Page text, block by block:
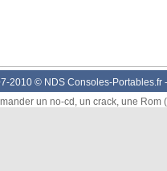
2010 © NDS Consoles-Portables.fr
un no-cd, un crack, une